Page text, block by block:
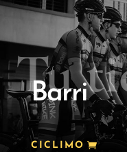
Tu
Barri
CICLIMO